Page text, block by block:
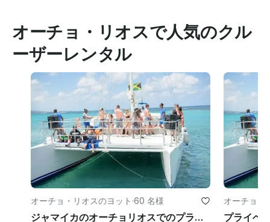
オーチョ・リオスで人気のクル
ーザーレンタル
オーチョ・リオスのヨット ·60 名様
ジャマイカのオーチョリオスでのプライベートグループカタマランセイルシュノーケリングアドベンチャー
オーチョ・